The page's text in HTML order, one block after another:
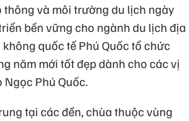
và môi trường du lịch ngày
bền vững cho ngành du lịch địa
quốc tế Phú Quốc tổ chức
năm mới tốt đẹp dành cho các vị
Phú Quốc.
tại các đền, chùa thuộc vùng